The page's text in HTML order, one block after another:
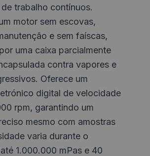
trabalho contínuos.
motor sem escovas,
e sem faíscas,
uma caixa parcialmente
contra vapores e
Oferece um
digital de velocidade
rpm, garantindo um
mesmo com amostras
varia durante o
1.000.000 mPas e 40